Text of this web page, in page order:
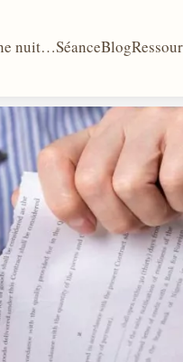
nuit…SéanceBlog